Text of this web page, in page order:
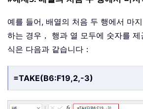
예를 들어, 배열의 처음 두 행에서 마
하는 경우， 행과 열 모두에 숫자를
식은 다음과 같습니다：
=TAKE(B6:F19,2,-3)